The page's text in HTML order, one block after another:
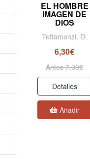
EL HOMBRE
IMAGEN DE
DIOS
Tettamanzi, D.
6,30€
Antes 7,00€
Detalles
Añadir